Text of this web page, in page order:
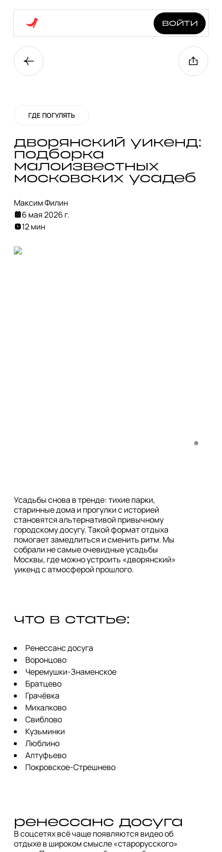
войти
ГДЕ ПОГУЛЯТЬ
дворянский уикенд:
подборка
малоизвестных
московских усадеб
Максим Филин
6 мая 2026 г.
12 мин
i
Усадьбы снова в тренде: тихие парки,
старинные дома и прогулки с историей
становятся альтернативой привычному
городскому досугу. Такой формат отдыха
помогает замедлиться и сменить ритм. Мы
собрали не самые очевидные усадьбы
Москвы, где можно устроить «дворянский»
уикенд с атмосферой прошлого.
что в статье:
Ренессанс досуга
Воронцово
Черемушки-Знаменское
Братцево
Грачёвка
Михалково
Свиблово
Кузьминки
Люблино
Алтуфьево
Покровское-Стрешнево
ренессанс досуга
В соцсетях всё чаще появляются видео об
отдыхе в широком смысле «старорусского»